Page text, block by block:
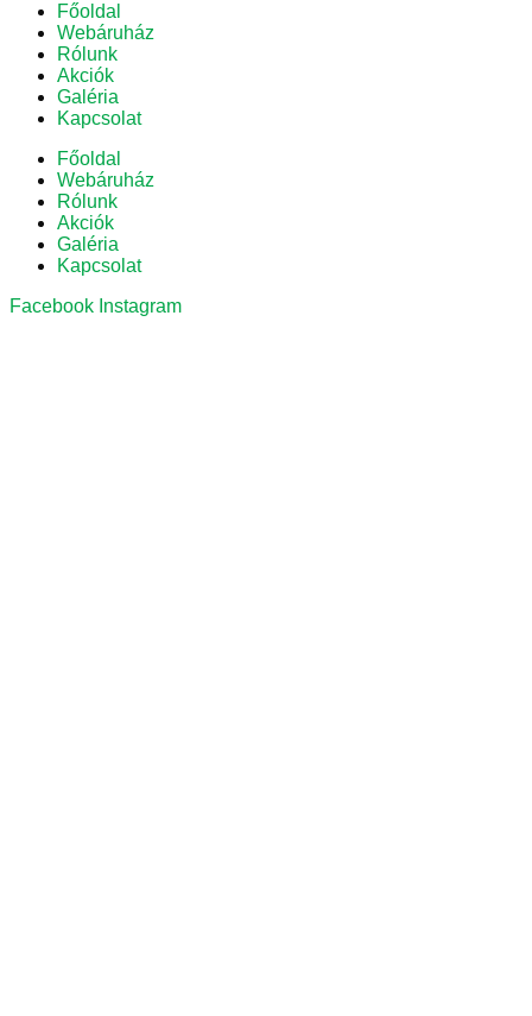
Főoldal
Webáruház
Rólunk
Akciók
Galéria
Kapcsolat
Főoldal
Webáruház
Rólunk
Akciók
Galéria
Kapcsolat
Facebook Instagram